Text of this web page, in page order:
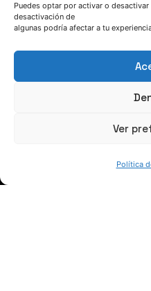
Puedes optar por activar o
desactivación de
algunas podría afectar a tu
Ver
Política
Suscríbete a nuestras